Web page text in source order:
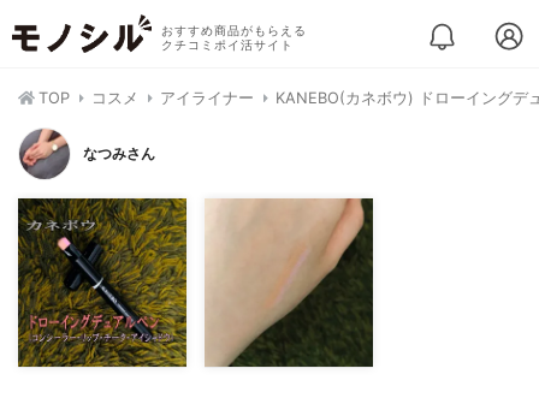
おすすめ商品がもらえる
クチコミポイ活サイト
TOP コスメ アイライナー KANEBO(カネボウ) ドローイングデ
なつみさん